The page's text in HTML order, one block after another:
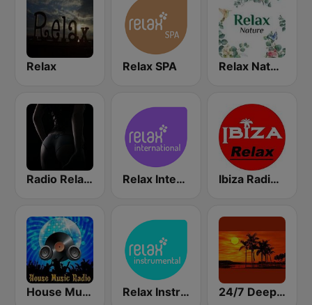
Relax Relax SPA Relax Nature
Radio Relax Sensual Relax International Ibiza Radios - Relax
House Music Radio Relax Instrumental 24/7 Deep Sleep Music Relaxing Music Insomnia Sleep Relaxing Music Study Sleep Meditation